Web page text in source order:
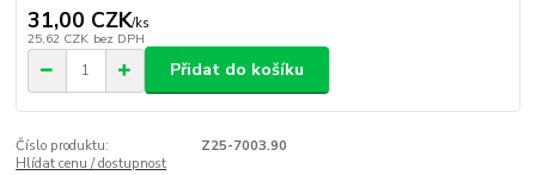
31,00 CZK/ks
25,62 CZK bez DPH
Přidat do košíku
Číslo produktu:
Z25-7003.90
Hlídat cenu / dostupnost